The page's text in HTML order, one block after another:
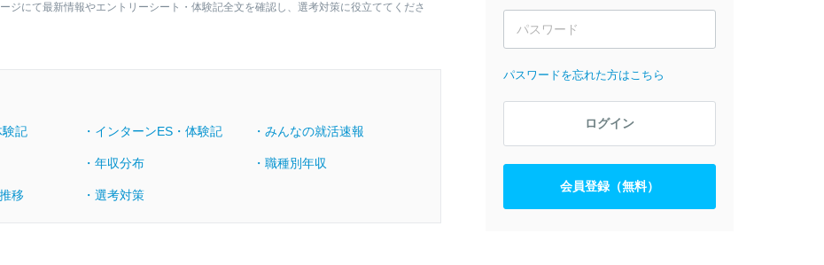
ジにて最新情報やエントリーシート・体験記全文を確認し、選考対策に役立ててくださ
験記 ・インターンES・体験記 ・みんなの就活速報
・年収分布 ・職種別年収
移 ・選考対策
パスワードを忘れた方はこちら
ログイン
会員登録（無料）